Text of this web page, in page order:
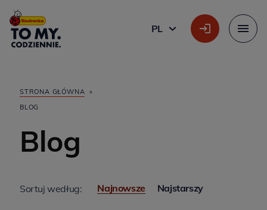
Główne logo
PL
POLSKI
STRONA GŁÓWNA »
BLOG
Blog
Sortuj według: Najnowsze Najstarszy